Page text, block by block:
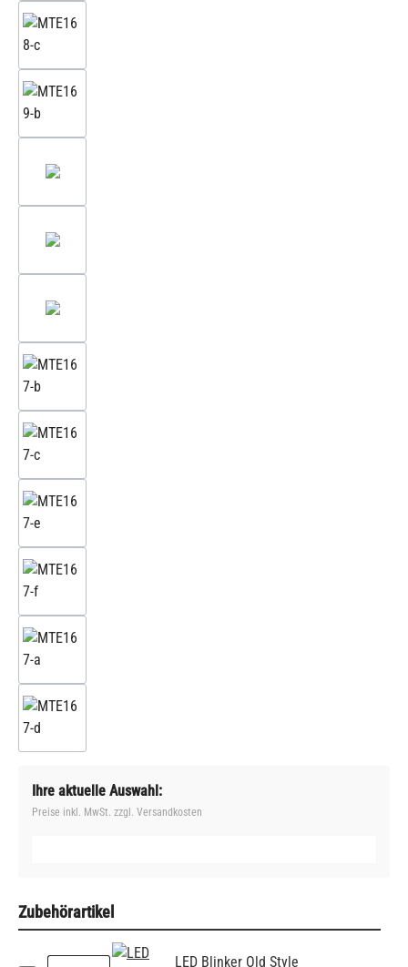
Ihre aktuelle Auswahl:
Preise inkl. MwSt. zzgl. Versandkosten
Zubehörartikel
LED Blinker Old Style